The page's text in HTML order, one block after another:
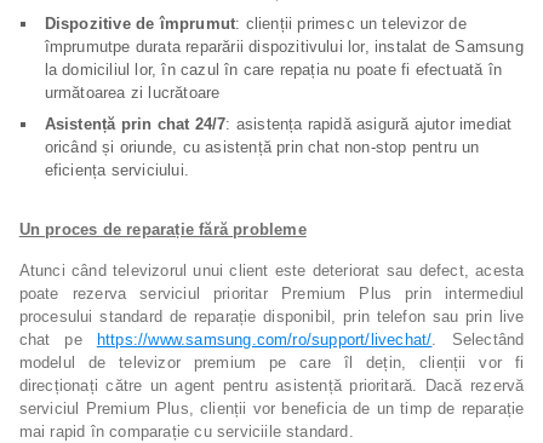
Dispozitive de împrumut: clienții primesc un televizor de
împrumutpe durata reparării dispozitivului lor, instalat de Samsung
la domiciliul lor, în cazul în care repația nu poate fi efectuată în
următoarea zi lucrătoare
Asistență prin chat 24/7: asistența rapidă asigură ajutor imediat
oricând și oriunde, cu asistență prin chat non-stop pentru un
eficiența serviciului.
Un proces de reparație fără probleme
Atunci când televizorul unui client este deteriorat sau defect, acesta
poate rezerva serviciul prioritar Premium Plus prin intermediul
procesului standard de reparație disponibil, prin telefon sau prin live
chat pe
https://www.samsung.com/ro/support/livechat/. Selectând
modelul de televizor premium pe care îl dețin, clienții vor fi
direcționați către un agent pentru asistență prioritară. Dacă rezervă
serviciul Premium Plus, clienții vor beneficia de un timp de reparație
mai rapid în comparație cu serviciile standard.